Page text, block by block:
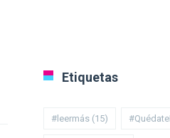
Etiquetas
#leermás (15)